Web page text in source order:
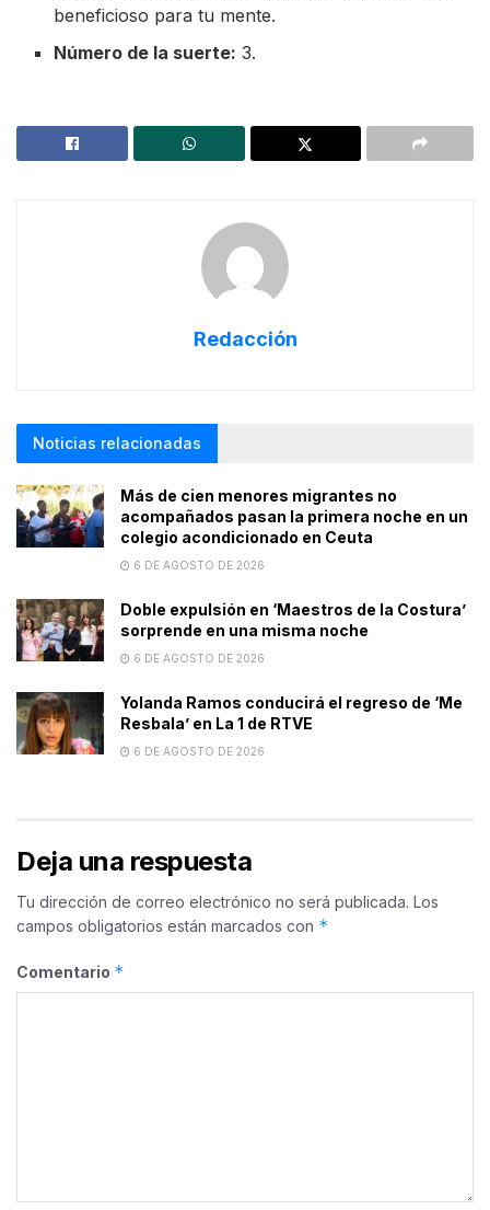
beneficioso para tu mente.
Número de la suerte: 3.
Redacción
Noticias relacionadas
Más de cien menores migrantes no
acompañados pasan la primera noche en un
colegio acondicionado en Ceuta
6 DE AGOSTO DE 2026
Doble expulsión en ‘Maestros de la Costura’
sorprende en una misma noche
6 DE AGOSTO DE 2026
Yolanda Ramos conducirá el regreso de ‘Me
Resbala’ en La 1 de RTVE
6 DE AGOSTO DE 2026
Deja una respuesta
Tu dirección de correo electrónico no será publicada. Los
campos obligatorios están marcados con *
Comentario *